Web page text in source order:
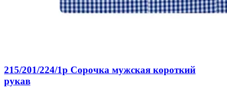
215/201/224/1p Сорочка мужская короткий
рукав